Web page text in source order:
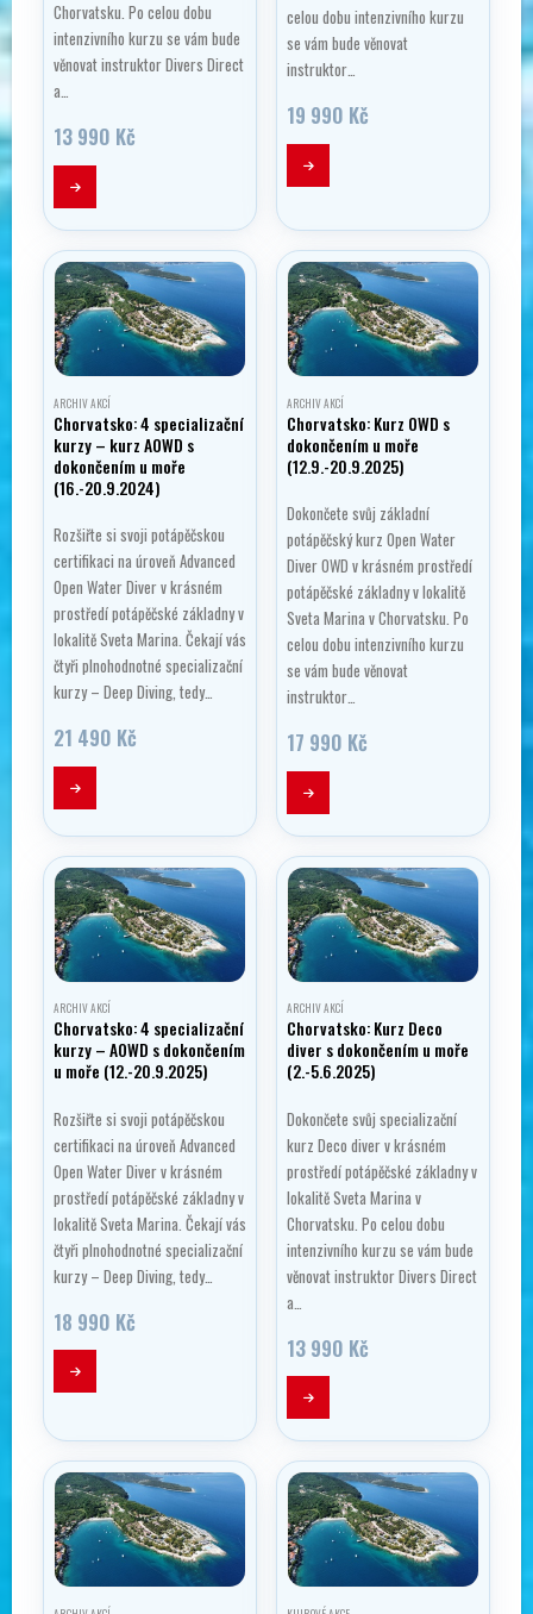
Chorvatsku. Po celou dobu
intenzivního kurzu se vám bude
věnovat instruktor Divers Direct
a…
13 990 Kč
celou dobu intenzivního kurzu
se vám bude věnovat
instruktor…
19 990 Kč
ARCHIV AKCÍ
Chorvatsko: 4 specializační
kurzy – kurz AOWD s
dokončením u moře
(16.-20.9.2024)
Rozšiřte si svoji potápěčskou
certifikaci na úroveň Advanced
Open Water Diver v krásném
prostředí potápěčské základny v
lokalitě Sveta Marina. Čekají vás
čtyři plnohodnotné specializační
kurzy – Deep Diving, tedy…
21 490 Kč
ARCHIV AKCÍ
Chorvatsko: Kurz OWD s
dokončením u moře
(12.9.-20.9.2025)
Dokončete svůj základní
potápěčský kurz Open Water
Diver OWD v krásném prostředí
potápěčské základny v lokalitě
Sveta Marina v Chorvatsku. Po
celou dobu intenzivního kurzu
se vám bude věnovat
instruktor…
17 990 Kč
ARCHIV AKCÍ
Chorvatsko: 4 specializační
kurzy – AOWD s dokončením
u moře (12.-20.9.2025)
Rozšiřte si svoji potápěčskou
certifikaci na úroveň Advanced
Open Water Diver v krásném
prostředí potápěčské základny v
lokalitě Sveta Marina. Čekají vás
čtyři plnohodnotné specializační
kurzy – Deep Diving, tedy…
18 990 Kč
ARCHIV AKCÍ
Chorvatsko: Kurz Deco
diver s dokončením u moře
(2.-5.6.2025)
Dokončete svůj specializační
kurz Deco diver v krásném
prostředí potápěčské základny v
lokalitě Sveta Marina v
Chorvatsku. Po celou dobu
intenzivního kurzu se vám bude
věnovat instruktor Divers Direct
a…
13 990 Kč